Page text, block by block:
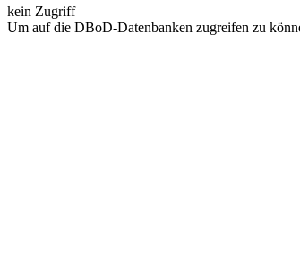
kein Zugriff
Um auf die DBoD-Datenbanken zugreifen zu